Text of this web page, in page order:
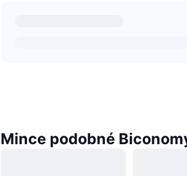
Mince podobné